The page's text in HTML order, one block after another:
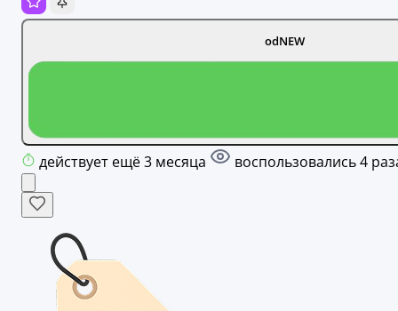
odNEW
действует ещё 3 месяца воспользовались 4